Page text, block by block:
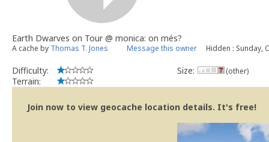
Earth Dwarves on Tour @ monica: on més?
A cache by Thomas T. Jones Message this owner Hidden : Sunday,
Difficulty:
Terrain:
Size: (other)
Join now to view geocache location details. It's free!